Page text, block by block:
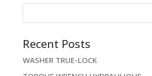
Recent Posts
WASHER TRUE-LOCK